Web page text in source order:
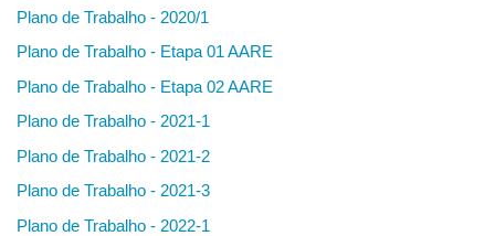
Plano de Trabalho - 2020/1
Plano de Trabalho - Etapa 01 AARE
Plano de Trabalho - Etapa 02 AARE
Plano de Trabalho - 2021-1
Plano de Trabalho - 2021-2
Plano de Trabalho - 2021-3
Plano de Trabalho - 2022-1